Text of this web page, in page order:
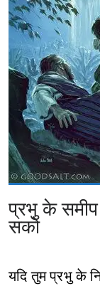
प्रभु के
सको
यदि तुम प्रभु के